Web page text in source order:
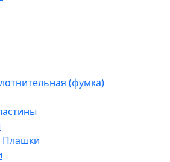
(фумка)
Плашки